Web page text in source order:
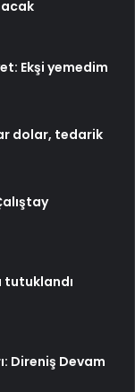
Ekşi yemedim
dolar, tedarik
tutuklandı
Direniş Devam